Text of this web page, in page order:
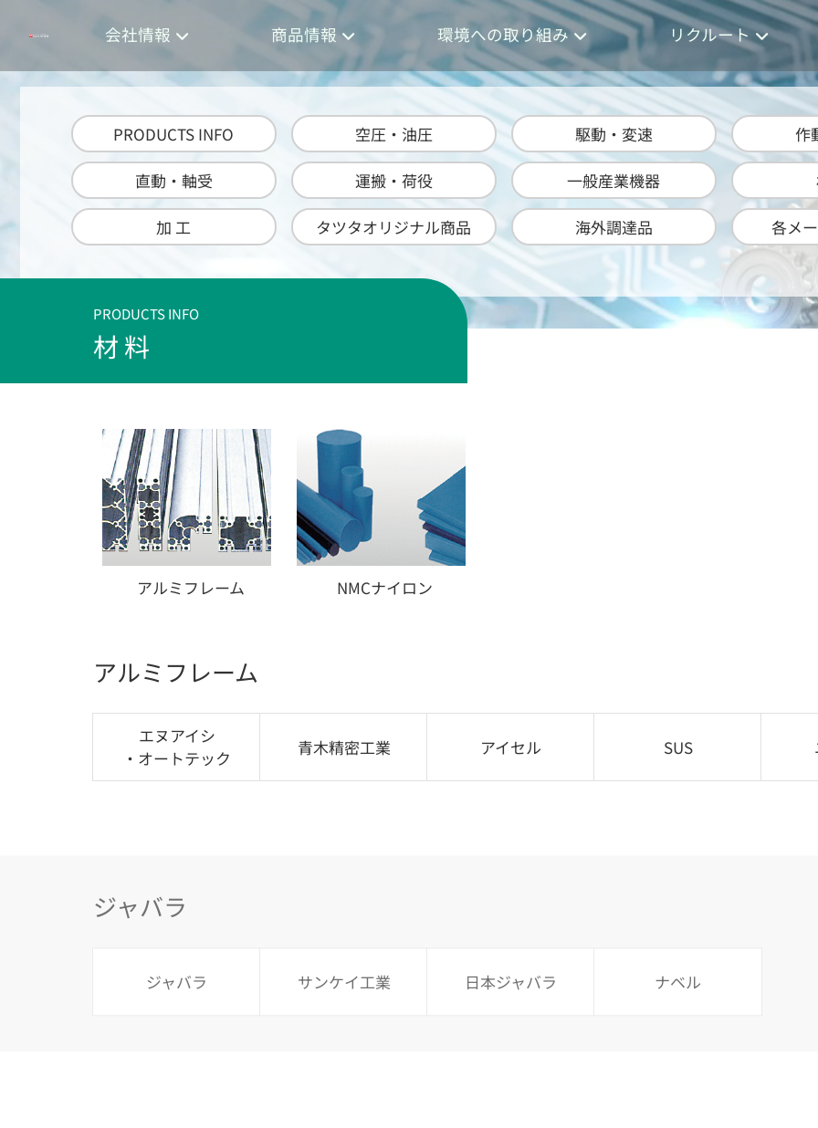
会社情報 商品情報 環境への取り組み リクルート
PRODUCTS INFO 空圧・油圧 駆動・変速 作
直動・軸受 運搬・荷役 一般産業機器
加 工 タツタオリジナル商品 海外調達品 各メ
PRODUCTS INFO
材 料
アルミフレーム NMCナイロン
アルミフレーム
エヌアイシ
・オートテック
青木精密工業 アイセル SUS
ジャバラ
ジャバラ サンケイ工業 日本ジャバラ ナベル